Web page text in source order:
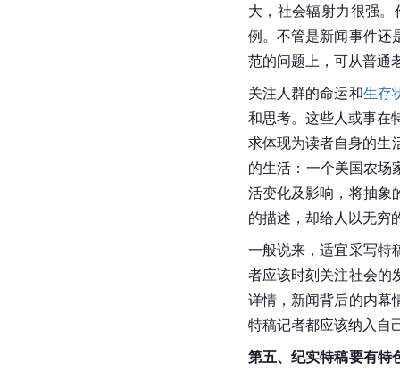
大，社会辐射力很强
例。不管是新闻事件还
范的问题上，可从普通
关注人群的命运和生存
和思考。这些人或事在
求体现为读者自身的生
的生活：一个美国农场
活变化及影响，将抽象
的描述，却给人以无穷
一般说来，适宜采写特
者应该时刻关注社会的
详情，新闻背后的内幕
特稿记者都应该纳入自
第五、纪实特稿要有特